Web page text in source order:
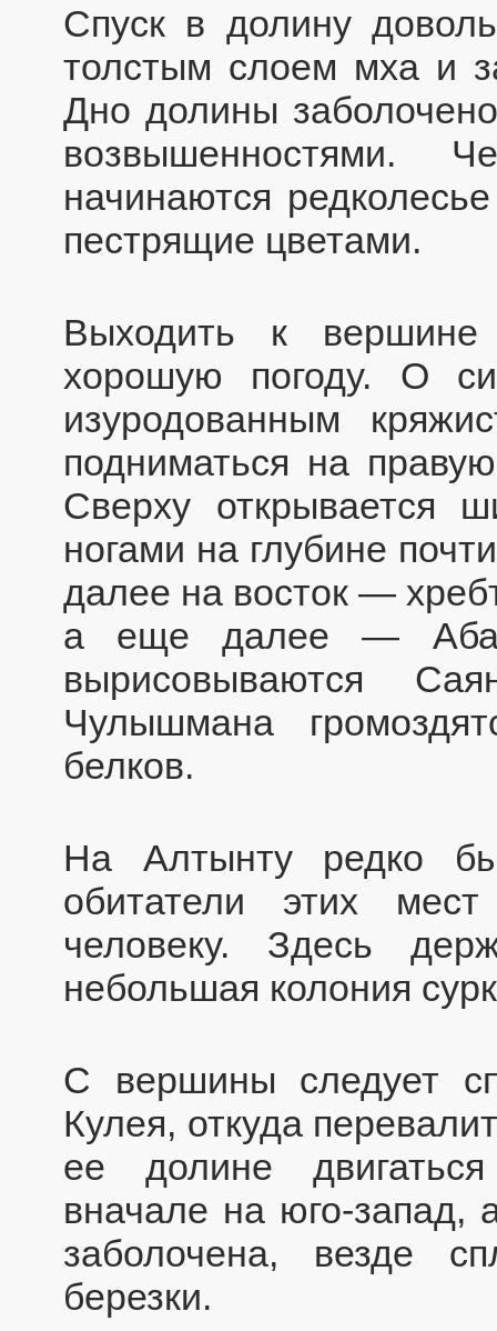
Спуск в долину
толстым слоем мха и
Дно долины
возвышенностями.
начинаются
пестрящие цветами.
Выходить к
хорошую погоду. О
изуродованным
подниматься на
Сверху открывается
ногами на глубине
далее на восток —
а еще далее —
вырисовываются
Чулышмана
белков.
На Алтынту редко
обитатели этих
человеку. Здесь
небольшая колония
С вершины следует
Кулея, откуда
ее долине
вначале на юго-
заболочена, везде
березки.